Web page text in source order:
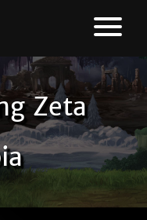
Zeta